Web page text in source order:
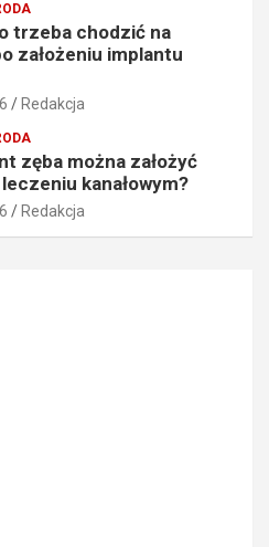
trzeba chodzić na
założeniu implantu
Redakcja
zęba można założyć
kanałowym?
Redakcja